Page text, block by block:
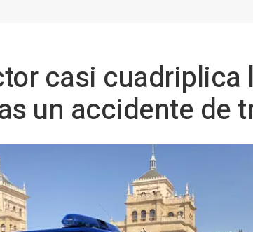
casi cuadriplica
un accidente de